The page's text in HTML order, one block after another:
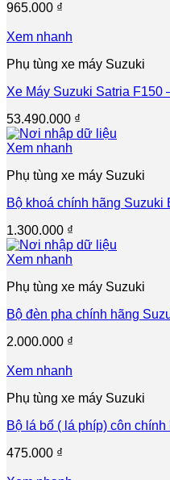
965.000 ₫
Xem nhanh
Phụ tùng xe máy Suzuki
Xe Máy Suzuki Satria F150
53.490.000 ₫
Xem nhanh
Phụ tùng xe máy Suzuki
Bộ khoá chính hãng Suzuki
1.300.000 ₫
Xem nhanh
Phụ tùng xe máy Suzuki
Bộ đèn pha chính hãng
2.000.000 ₫
Xem nhanh
Phụ tùng xe máy Suzuki
Bộ lá bố ( lá phíp) côn
475.000 ₫